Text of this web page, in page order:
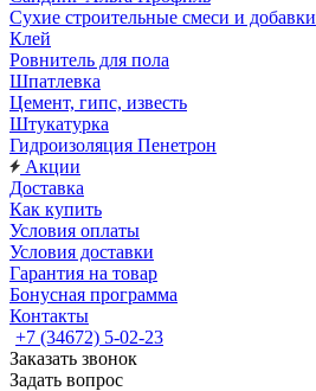
Сухие строительные смеси и добавки
Клей
Ровнитель для пола
Шпатлевка
Цемент, гипс, известь
Штукатурка
Гидроизоляция Пенетрон
Акции
Доставка
Как купить
Условия оплаты
Условия доставки
Гарантия на товар
Бонусная программа
Контакты
+7 (34672) 5-02-23
Заказать звонок
Задать вопрос